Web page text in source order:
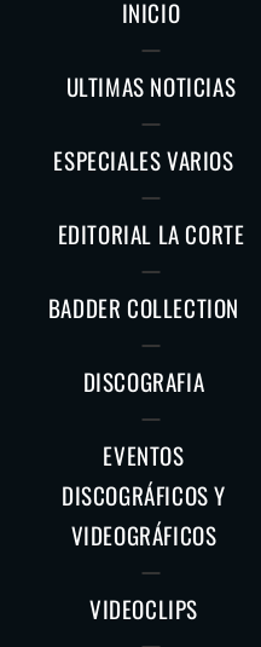
INICIO
ULTIMAS NOTICIAS
ESPECIALES VARIOS
EDITORIAL LA CORTE
BADDER COLLECTION
DISCOGRAFIA
EVENTOS
DISCOGRÁFICOS Y
VIDEOGRÁFICOS
VIDEOCLIPS